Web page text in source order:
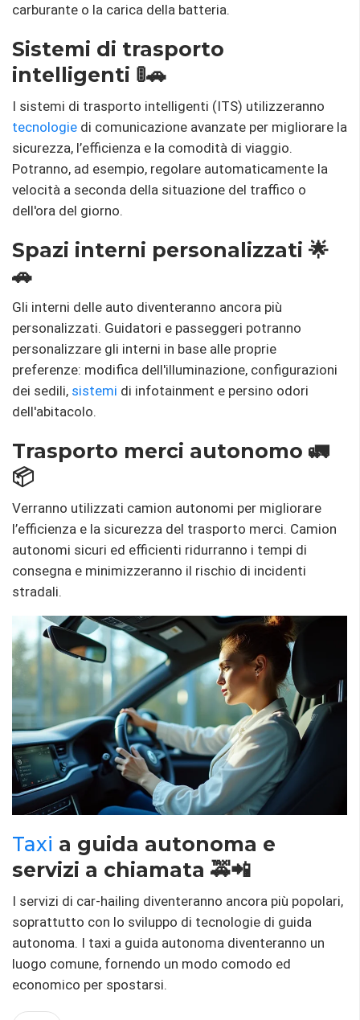
carburante o la carica della batteria.
Sistemi di trasporto
intelligenti 🚦🚗
I sistemi di trasporto intelligenti (ITS) utilizzeranno
tecnologie di comunicazione avanzate per migliorare la
sicurezza, l’efficienza e la comodità di viaggio.
Potranno, ad esempio, regolare automaticamente la
velocità a seconda della situazione del traffico o
dell'ora del giorno.
Spazi interni personalizzati 🌟
🚗
Gli interni delle auto diventeranno ancora più
personalizzati. Guidatori e passeggeri potranno
personalizzare gli interni in base alle proprie
preferenze: modifica dell'illuminazione, configurazioni
dei sedili, sistemi di infotainment e persino odori
dell'abitacolo.
Trasporto merci autonomo 🚛
📦
Verranno utilizzati camion autonomi per migliorare
l’efficienza e la sicurezza del trasporto merci. Camion
autonomi sicuri ed efficienti ridurranno i tempi di
consegna e minimizzeranno il rischio di incidenti
stradali.
Taxi a guida autonoma e
servizi a chiamata 🚕📲
I servizi di car-hailing diventeranno ancora più popolari,
soprattutto con lo sviluppo di tecnologie di guida
autonoma. I taxi a guida autonoma diventeranno un
luogo comune, fornendo un modo comodo ed
economico per spostarsi.